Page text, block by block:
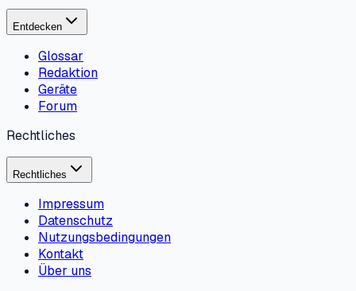
Entdecken
Glossar
Redaktion
Geräte
Forum
Rechtliches
Rechtliches
Impressum
Datenschutz
Nutzungsbedingungen
Kontakt
Über uns